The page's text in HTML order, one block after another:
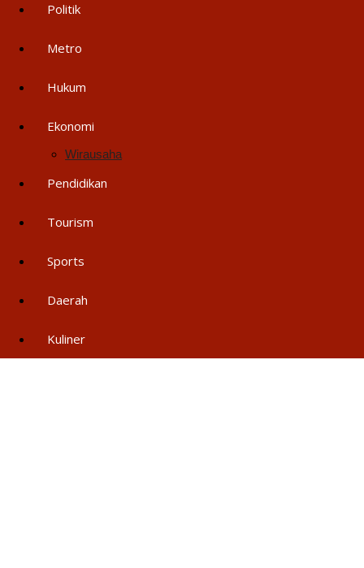
Politik
Metro
Hukum
Ekonomi
Wirausaha
Pendidikan
Tourism
Sports
Daerah
Kuliner